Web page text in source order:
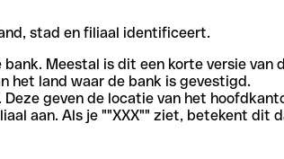
stad en filiaal identificeert.
Meestal is dit een korte versie van
het land waar de bank is gevestigd.
geven de locatie van het
aan. Als je ""XXX"" ziet, betekent dit